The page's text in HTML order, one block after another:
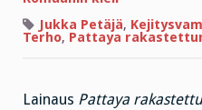
Jukka Petäjä,
Terho, Pattaya
Lainaus Pattaya